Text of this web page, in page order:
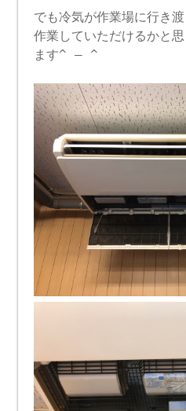
でも冷気が作業場に行き
作業していただけるかと
ます^ – ^